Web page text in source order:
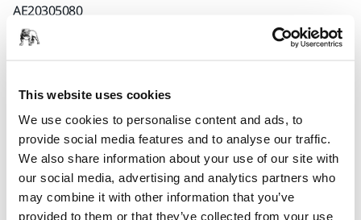
This website uses cookies
We use cookies to personalise content and ads, to
provide social media features and to analyse our traffic.
We also share information about your use of our site with
our social media, advertising and analytics partners who
may combine it with other information that you’ve
provided to them or that they’ve collected from your use
AE20305080
Műszaki részletek Letöltések
Az Autonet® kifejezetten autóipari utánfényezéshez készült. A
nagy teljesítmény és a hosszú élettartam kombinációja
költséghatékony megoldássá teszi. Száraz, gépi vagy kézi